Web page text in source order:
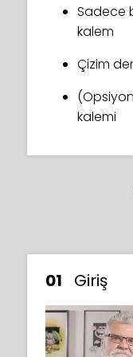
Eğlenceli
Sadece
kalem
Çizim
kalemi
01 Giriş